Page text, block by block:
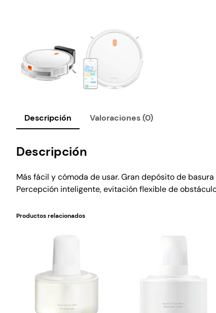
Descripción Valoraciones (0)
Descripción
Más fácil y cómoda de usar. Gran depósito de
Percepción inteligente, evitación flexible de
Productos relacionados